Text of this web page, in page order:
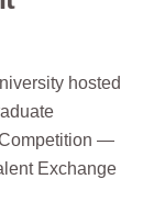
hosted
—
Exchange